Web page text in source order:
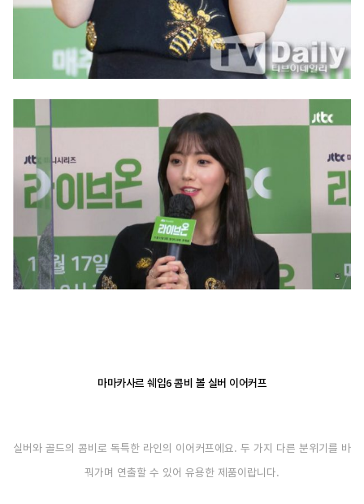
마마카사르 쉐입6 콤비 볼 실버 이어커프
실버와 골드의 콤비로 독특한 라인의 이어커프에요. 두 가지 다른 분위기를 바
꿔가며 연출할 수 있어 유용한 제품이랍니다.